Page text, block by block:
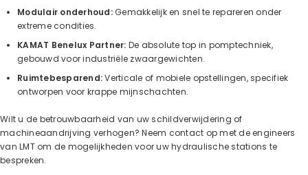
Modulair onderhoud:Gemakkelijk en snel te repareren onder
extreme condities.
KAMAT Benelux Partner: De absolute top in pomptechniek,
gebouwd voor industriële zwaargewichten.
Ruimtebesparend:Verticale of mobiele opstellingen, specifiek
ontworpen voor krappe mijnschachten.
Wilt u de betrouwbaarheid van uw schildverwijdering of
machineaandrijving verhogen? Neem contact op met de engineers
van LMT om de mogelijkheden voor uw hydraulische stations te
bespreken.